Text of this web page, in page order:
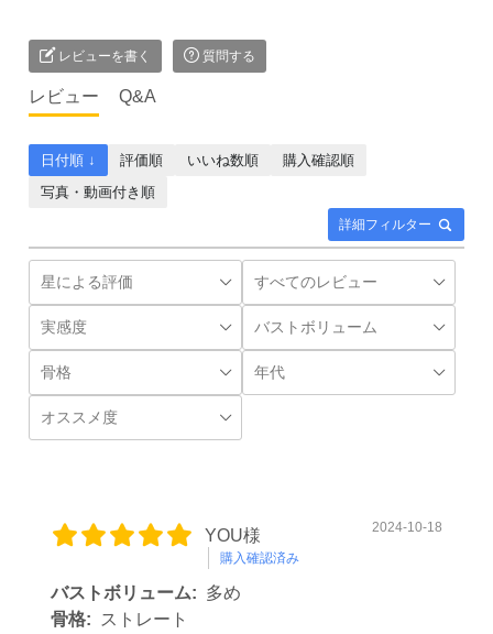
レビューを書く 質問する
レビュー Q&A
詳細フィルター
日付順 ↓ 評価順 いいね数順
購入確認順
写真・動画付き順
YOU様
購入確認済み
2024-10-18
バストボリューム: 多め
骨格:
ストレート